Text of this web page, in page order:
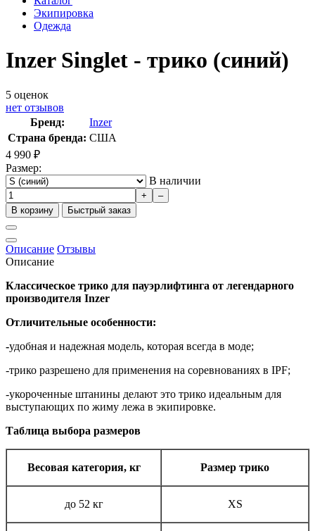
Экипировка
Одежда
Inzer Singlet - трико (синий)
5 оценок
нет отзывов
Бренд:
Inzer
Страна бренда: США
4 990 ₽
Размер:
В наличии
+
–
В корзину
Быстрый заказ
Описание Отзывы
Описание
Классическое трико для пауэрлифтинга от легендарного
производителя Inzer
Отличительные особенности:
-удобная и надежная модель, которая всегда в моде;
-трико разрешено для применения на соревнованиях в IPF;
-укороченные штанины делают это трико идеальным для
выступающих по жиму лежа в экипировке.
Таблица выбора размеров
Весовая категория, кг Размер трико
до 52 кг XS